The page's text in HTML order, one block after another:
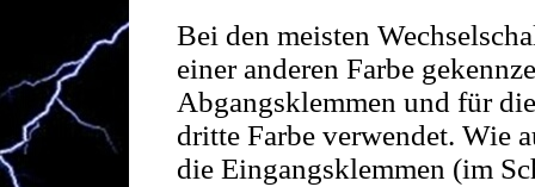
Bei den meisten
einer anderen Farbe
Abgangsklemmen und für
dritte Farbe verwendet. Wie
die Eingangsklemmen (im